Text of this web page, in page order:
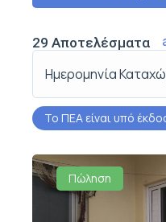
29 Αποτελέσματα
Ημερομηνία
Το ΠΕΑ είναι υπό
Πώληση